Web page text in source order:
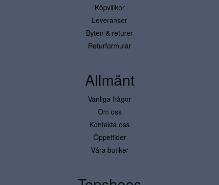
Köpvillkor
Leveranser
Byten & returer
Returformulär
Allmänt
Vanliga frågor
Om oss
Kontakta oss
Öppettider
Våra butiker